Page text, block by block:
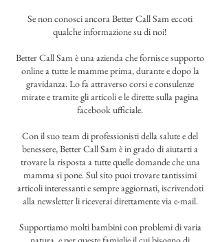
Se non conosci ancora Better Call Sam eccoti
qualche informazione su di noi!
Better Call Sam è una azienda che fornisce supporto
online a tutte le mamme prima, durante e dopo la
gravidanza. Lo fa attraverso corsi e consulenze
mirate e tramite gli articoli e le dirette sulla pagina
facebook ufficiale.
Con il suo team di professionisti della salute e del
benessere, Better Call Sam è in grado di aiutarti a
trovare la risposta a tutte quelle domande che una
mamma si pone. Sul sito puoi trovare tantissimi
articoli interessanti e sempre aggiornati, iscrivendoti
alla newsletter li riceverai direttamente via e-mail.
Supportiamo molti bambini con problemi di varia